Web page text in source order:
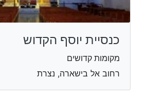
כנסיית יוסף הקדוש
מקומות קדושים
רחוב אל בישארה, נצרת